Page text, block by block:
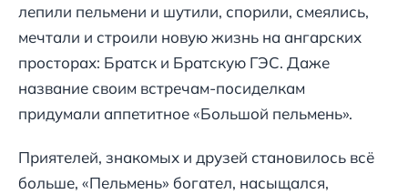
лепили пельмени и шутили, спорили, смеялись,
мечтали и строили новую жизнь на ангарских
просторах: Братск и Братскую ГЭС. Даже
название своим встречам-посиделкам
придумали аппетитное «Большой пельмень».
Приятелей, знакомых и друзей становилось всё
больше, «Пельмень» богател, насыщался,